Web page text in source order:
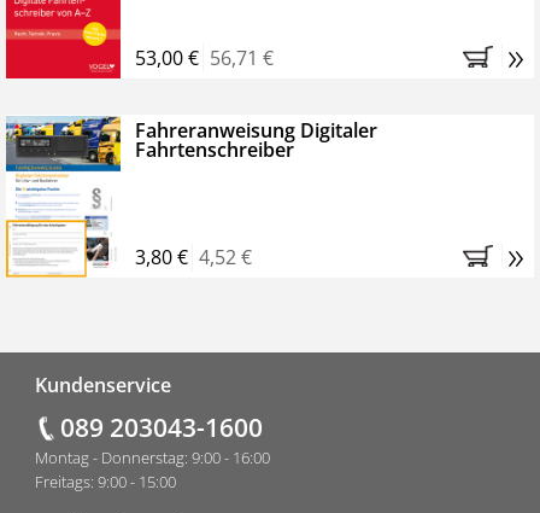
53,00 € 56,71 € »
Fahreranweisung Digitaler
Fahrtenschreiber
3,80 € 4,52 € »
Kundenservice
089 203043-1600
Montag - Donnerstag: 9:00 - 16:00
Freitags: 9:00 - 15:00